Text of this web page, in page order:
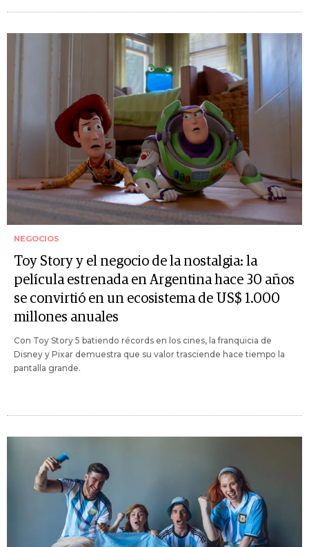
NEGOCIOS
Toy Story y el negocio de la nostalgia: la
película estrenada en Argentina hace 30 años
se convirtió en un ecosistema de US$ 1.000
millones anuales
Con Toy Story 5 batiendo récords en los cines, la franquicia de
Disney y Pixar demuestra que su valor trasciende hace tiempo la
pantalla grande.